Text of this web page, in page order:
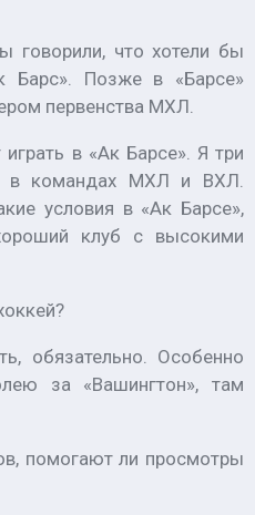
говорили, что хотели бы
Барс». Позже в «Барсе»
первенства МХЛ.
в «Ак Барсе». Я три
в командах МХЛ и ВХЛ.
условия в «Ак Барсе»,
клуб с высокими
обязательно. Особенно
за «Вашингтон», там
помогают ли просмотры